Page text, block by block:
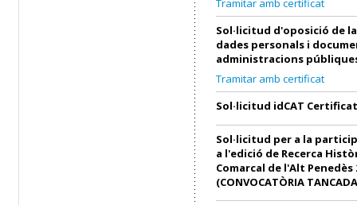
Tramitar amb certificat
Sol·licitud d'oposició de
dades personals i
administracions
Tramitar amb certificat
Sol·licitud idCAT Certificat
Sol·licitud per a la
a l'edició de Recerca
Comarcal de l'Alt Penedès
(CONVOCATÒRIA